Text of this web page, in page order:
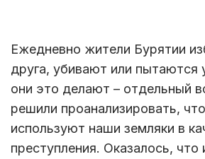
Ежедневно жители Бурятии
друга, убивают или пытаются
они это делают – отдельный
решили проанализировать,
используют наши земляки в
преступления. Оказалось,